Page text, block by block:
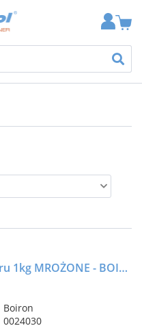
Puree Limonka (lime) bez cukru 1kg MROŻONE - BOIRON
Boiron
0024030